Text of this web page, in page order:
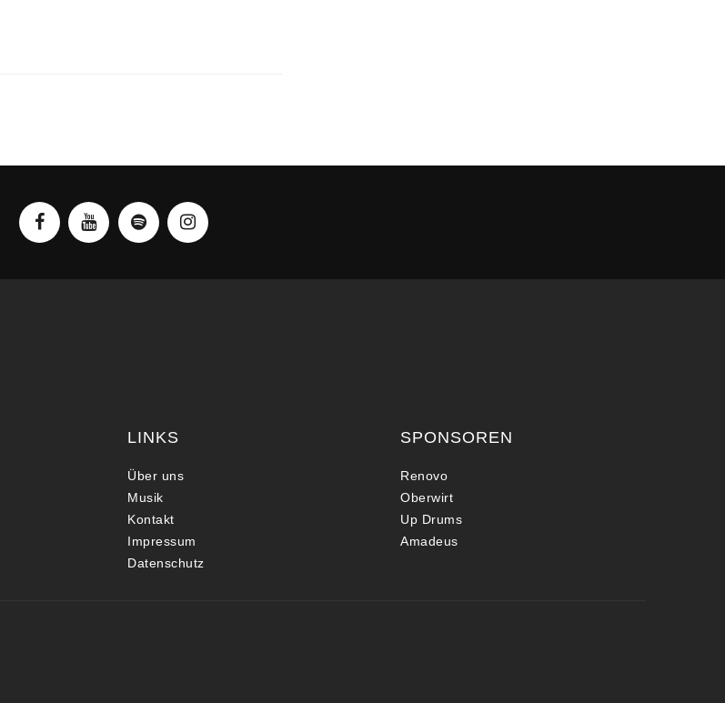
LINKS
Über uns
Musik
Kontakt
Impressum
Datenschutz
SPONSOREN
Renovo
Oberwirt
Up Drums
Amadeus